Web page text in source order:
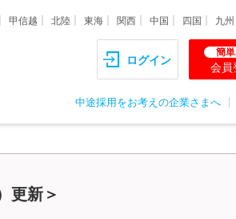
甲信越 北陸 東海 関西 中国 四国 九州
ログイン
簡
会員
中途採用をお考えの企業さまへ
更新＞